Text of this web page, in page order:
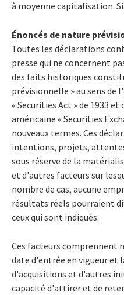
à moyenne capitalisation.
Énoncés de nature
Toutes les déclarations
presse qui ne concernent
des faits historiques
prévisionnelle » au sens de
« Securities Act » de 1933
américaine « Securities
nouveaux termes. Ces
intentions, projets,
sous réserve de la
et d'autres facteurs sur
nombre de cas, aucune
résultats réels pourraient
ceux qui sont indiqués.
Ces facteurs comprennent
date d'entrée en vigueur et
d'acquisitions et d'autres
capacité d'attirer et de